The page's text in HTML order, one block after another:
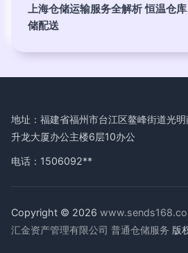
上海仓储运输服务全解析 恒温仓
储配送
地址：福建省福州市台江区鳌峰街道光明
升龙大厦办公主楼6层10办公
电话：1506092**
Copyright © 2026
汇金资产管理有限公司 普通仓储服务 版